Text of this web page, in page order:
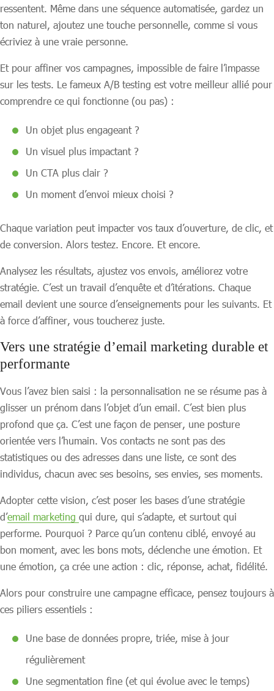
ressentent. Même dans une séquence automatisée, gardez un
ton naturel, ajoutez une touche personnelle, comme si vous
écriviez à une vraie personne.
Et pour affiner vos campagnes, impossible de faire l’impasse
sur les tests. Le fameux A/B testing est votre meilleur allié pour
comprendre ce qui fonctionne (ou pas) :
Un objet plus engageant ?
Un visuel plus impactant ?
Un CTA plus clair ?
Un moment d’envoi mieux choisi ?
Chaque variation peut impacter vos taux d’ouverture, de clic, et
de conversion. Alors testez. Encore. Et encore.
Analysez les résultats, ajustez vos envois, améliorez votre
stratégie. C’est un travail d’enquête et d’itérations. Chaque
email devient une source d’enseignements pour les suivants. Et
à force d’affiner, vous toucherez juste.
Vers une stratégie d’email marketing durable et
performante
Vous l’avez bien saisi : la personnalisation ne se résume pas à
glisser un prénom dans l’objet d’un email. C’est bien plus
profond que ça. C’est une façon de penser, une posture
orientée vers l’humain. Vos contacts ne sont pas des
statistiques ou des adresses dans une liste, ce sont des
individus, chacun avec ses besoins, ses envies, ses moments.
Adopter cette vision, c’est poser les bases d’une stratégie
d’email marketing qui dure, qui s’adapte, et surtout qui
performe. Pourquoi ? Parce qu’un contenu ciblé, envoyé au
bon moment, avec les bons mots, déclenche une émotion. Et
une émotion, ça crée une action : clic, réponse, achat, fidélité.
Alors pour construire une campagne efficace, pensez toujours à
ces piliers essentiels :
Une base de données propre, triée, mise à jour
régulièrement
Une segmentation fine (et qui évolue avec le temps)